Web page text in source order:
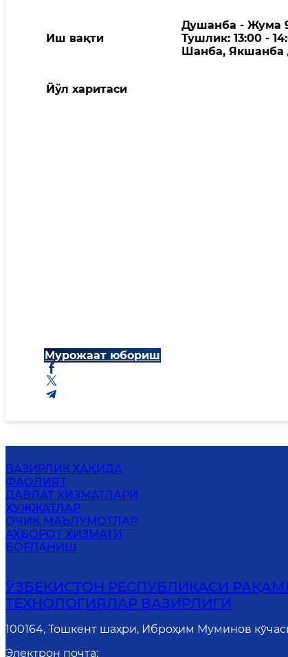
Иш вақти
Душанба - Жума
Тушлик: 13:00 -
Шанба, Якшанба
Йўл харитаси
Мурожаат юбориш
ВАЗИРЛИК ҲАҚИДА
ФАОЛИЯТ
ДАВЛАТ ХИЗМАТЛАРИ
ҲУЖЖАТЛАР
ОЧИҚ МАЪЛУМОТЛАР
АХБОРОТ ХИЗМАТИ
БОҒЛАНИШ
ЎЗБЕКИСТОН РЕСПУБЛИКАСИ
ТЕХНОЛОГИЯЛАР ВАЗИРЛИГИ
100164, Тошкент шаҳри, Иброҳим Муминов
Электрон почта: